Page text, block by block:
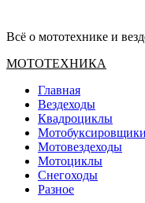
Всё о мототехнике и
Основное
МОТОТЕХНИКА
Главная
Вездеходы
Квадроциклы
Мотобуксировщики
Мотовездеходы
Мотоциклы
Снегоходы
Разное